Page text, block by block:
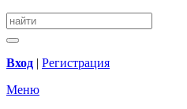
Вход | Регистрация
Меню